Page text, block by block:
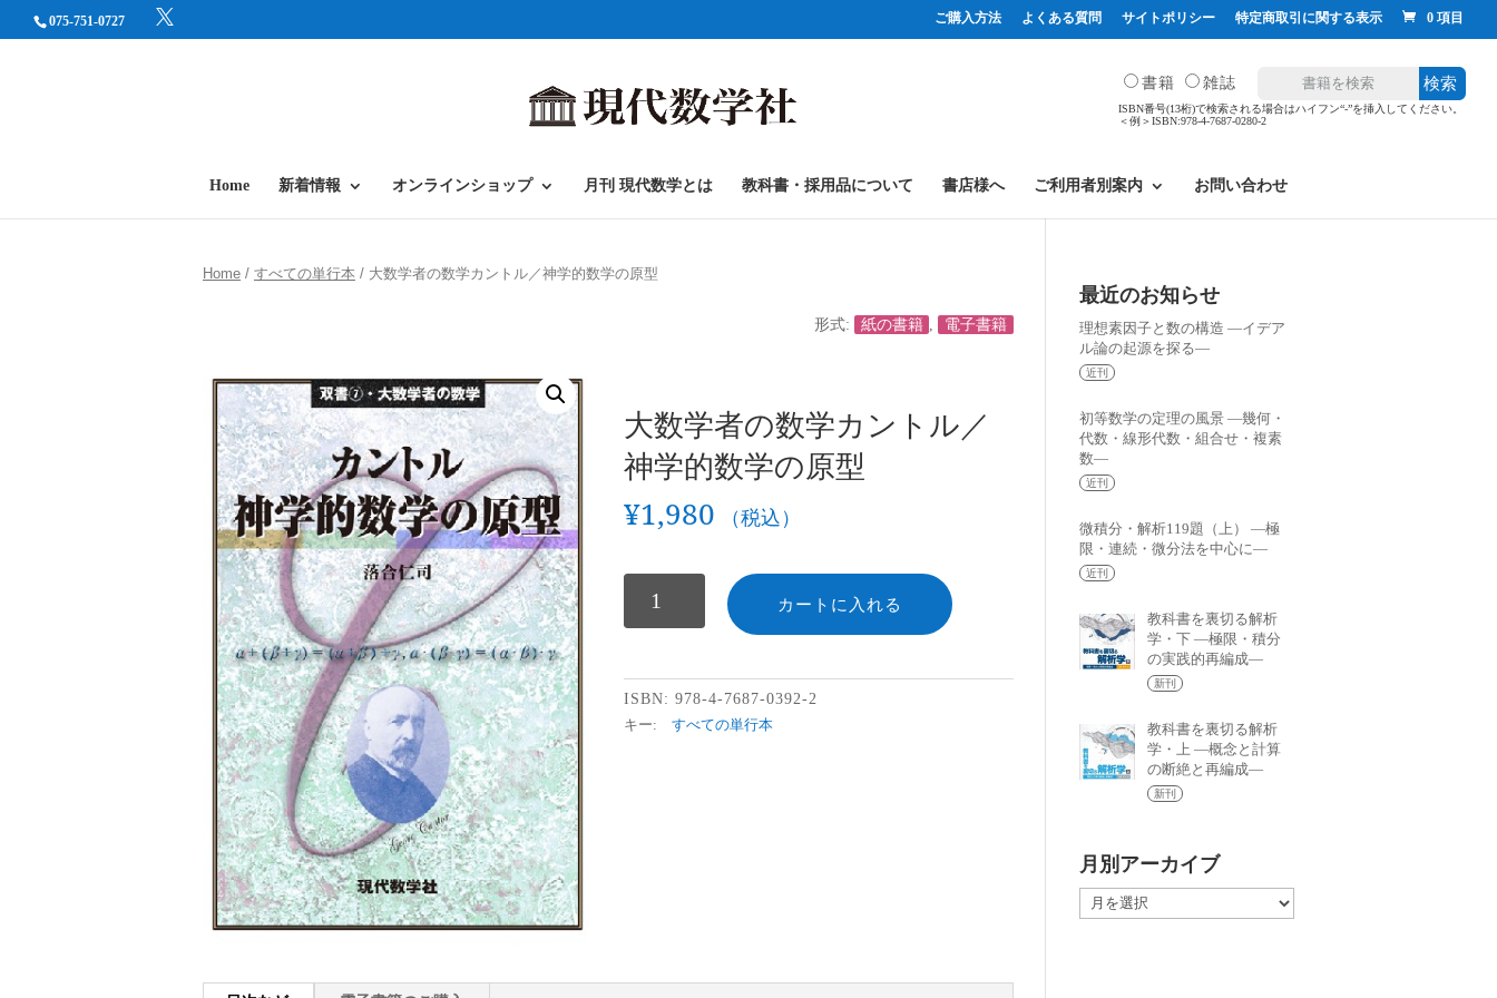
075-751-0727 ご購入方法 よくある質問 サイトポリシー 特定商取引に関する表示 0 項目
書籍 雑誌 検索
ISBN番号(13桁)で検索される場合はハイフン“-”を挿入してください。
＜例＞ISBN:978-4-7687-0280-2
Home 新着情報 オンラインショップ 月刊 現代数学とは 教科書・採用品について 書店様へ ご利用者別案内 お問い合わせ
Home / すべての単行本 / 大数学者の数学カントル／神学的数学の原型
大数学者の数学カントル／
神学的数学の原型
¥1,980 （税込）
カートに入れる
ISBN:978-4-7687-0392-2
キー: すべての単行本
形式: 紙の書籍 , 電子書籍
最近のお知らせ
理想素因子と数の構造 —イデア
ル論の起源を探る—
近刊
初等数学の定理の風景 —幾何・
代数・線形代数・組合せ・複素
数—
近刊
微積分・解析119題（上） —極
限・連続・微分法を中心に—
近刊
教科書を裏切る解析
学・下 —極限・積分
の実践的再編成—
新刊
教科書を裏切る解析
学・上 —概念と計算
の断絶と再編成—
新刊
月別アーカイブ
月